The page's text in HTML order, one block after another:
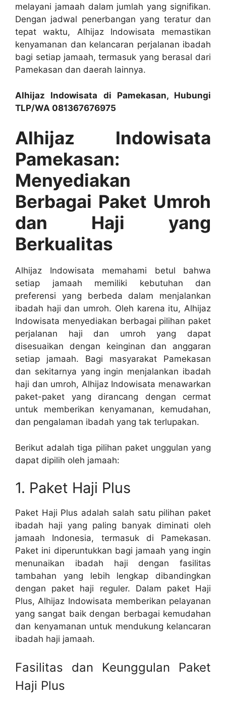
melayani jamaah dalam jumlah yang signifikan.
Dengan jadwal penerbangan yang teratur dan
tepat waktu, Alhijaz Indowisata memastikan
kenyamanan dan kelancaran perjalanan ibadah
bagi setiap jamaah, termasuk yang berasal dari
Pamekasan dan daerah lainnya.
Alhijaz Indowisata di Pamekasan, Hubungi
TLP/WA 081367676975
Alhijaz Indowisata
Pamekasan:
Menyediakan
Berbagai Paket Umroh
dan Haji yang
Berkualitas
Alhijaz Indowisata memahami betul bahwa
setiap jamaah memiliki kebutuhan dan
preferensi yang berbeda dalam menjalankan
ibadah haji dan umroh. Oleh karena itu, Alhijaz
Indowisata menyediakan berbagai pilihan paket
perjalanan haji dan umroh yang dapat
disesuaikan dengan keinginan dan anggaran
setiap jamaah. Bagi masyarakat Pamekasan
dan sekitarnya yang ingin menjalankan ibadah
haji dan umroh, Alhijaz Indowisata menawarkan
paket-paket yang dirancang dengan cermat
untuk memberikan kenyamanan, kemudahan,
dan pengalaman ibadah yang tak terlupakan.
Berikut adalah tiga pilihan paket unggulan yang
dapat dipilih oleh jamaah:
1. Paket Haji Plus
Paket Haji Plus adalah salah satu pilihan paket
ibadah haji yang paling banyak diminati oleh
jamaah Indonesia, termasuk di Pamekasan.
Paket ini diperuntukkan bagi jamaah yang ingin
menunaikan ibadah haji dengan fasilitas
tambahan yang lebih lengkap dibandingkan
dengan paket haji reguler. Dalam paket Haji
Plus, Alhijaz Indowisata memberikan pelayanan
yang sangat baik dengan berbagai kemudahan
dan kenyamanan untuk mendukung kelancaran
ibadah haji jamaah.
Fasilitas dan Keunggulan Paket
Haji Plus